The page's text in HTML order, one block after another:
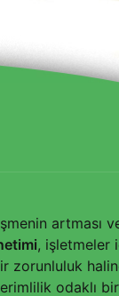
artması
, işletmeler
zorunluluk
odaklı